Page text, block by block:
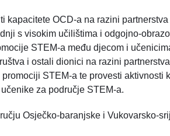
kapacitete OCD-a na razini
s visokim učilištima i odgojno-
STEM-a među djecom i
i ostali dionici na razini
STEM-a te provesti aktivnosti
za područje STEM-a.
Osječko-baranjske i Vukovarsko-